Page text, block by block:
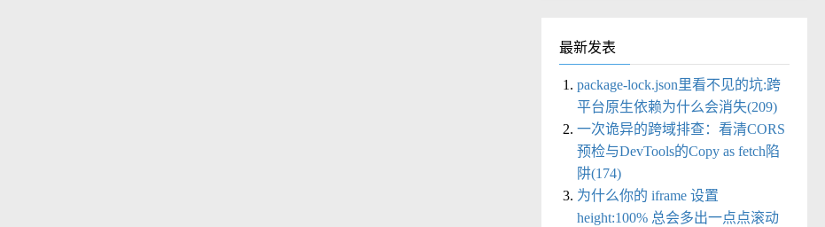
最新发表
package-lock.json里看不见的坑:跨
平台原生依赖为什么会消失(209)
一次诡异的跨域排查：看清CORS
预检与DevTools的Copy as fetch陷
阱(174)
为什么你的 iframe 设置
height:100% 总会多出一点点滚动